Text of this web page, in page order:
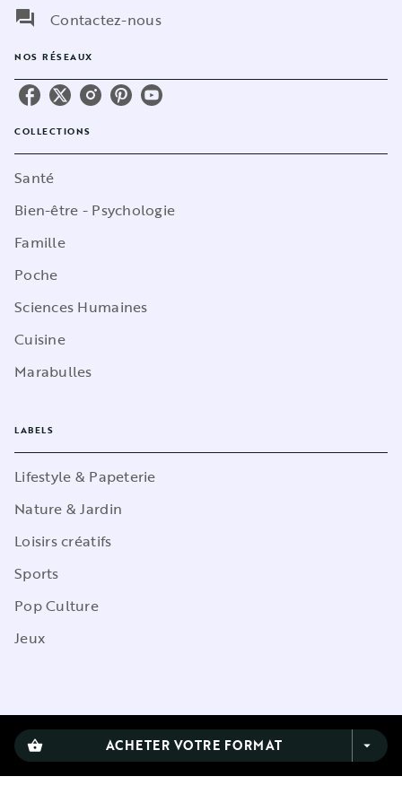
shopping_basket ACHETER VOTRE FORMAT arrow_drop_down
question_answer
Contactez-nous
NOS RÉSEAUX
COLLECTIONS
Santé
Bien-être - Psychologie
Famille
Poche
Sciences Humaines
Cuisine
Marabulles
LABELS
Lifestyle & Papeterie
Nature & Jardin
Loisirs créatifs
Sports
Pop Culture
Jeux
CGU
Charte de référencement
Charte des Données Personnelles